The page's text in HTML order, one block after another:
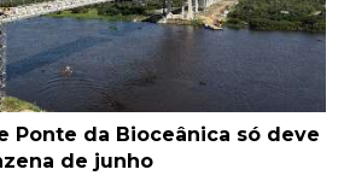
Ponte da Bioceânica só deve
de junho